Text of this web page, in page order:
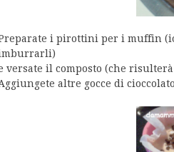
i pirottini per i muffin
versate il composto (che
altre gocce di